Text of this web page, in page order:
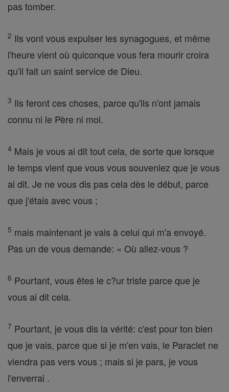
pas tomber.
2 Ils vont vous expulser les synagogues, et même
l'heure vient où quiconque vous fera mourir croira
qu'il fait un saint service de Dieu.
3 Ils feront ces choses, parce qu'ils n'ont jamais
connu ni le Père ni moi.
4 Mais je vous ai dit tout cela, de sorte que lorsque
le temps vient que vous vous souveniez que je vous
ai dit. Je ne vous dis pas cela dès le début, parce
que j'étais avec vous ;
5 mais maintenant je vais à celui qui m'a envoyé.
Pas un de vous demande: « Où allez-vous ?
6 Pourtant, vous êtes le c?ur triste parce que je
vous ai dit cela.
7 Pourtant, je vous dis la vérité: c'est pour ton bien
que je vais, parce que si je m'en vais, le Paraclet ne
viendra pas vers vous ; mais si je pars, je vous
l'enverrai .